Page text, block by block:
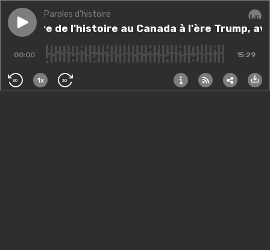
Play episode 406. Faire de l'histoire au Canada à l'ère Trump, avec
Paroles d'histoire
Faire de l'histoire au Canada à l'ère Trump,
00:00 15:29
30 1x 30